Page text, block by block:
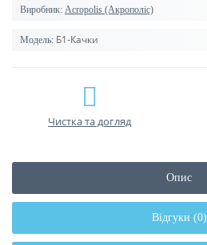
Виробник: Acropolis (Акрополіс)
Модель: Б1-Качки
Чистка та догляд
Опис
Відгуки (0)